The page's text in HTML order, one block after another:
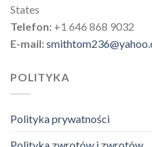
States
Telefon: +1 646 868 9032
E-mail:
POLITYKA
Polityka prywatności